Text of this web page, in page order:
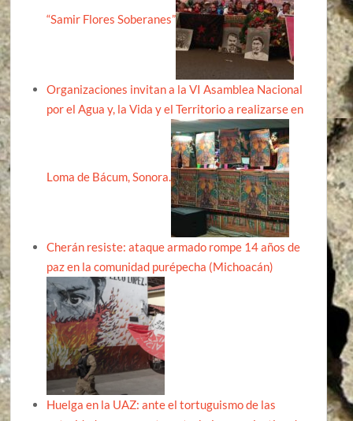
“Samir Flores Soberanes”
Organizaciones invitan a la VI Asamblea Nacional
por el Agua y, la Vida y el Territorio a realizarse en
Loma de Bácum, Sonora.
Cherán resiste: ataque armado rompe 14 años de
paz en la comunidad purépecha (Michoacán)
Huelga en la UAZ: ante el tortuguismo de las